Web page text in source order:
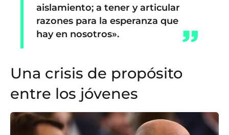
aislamiento; a tener y articular
razones para la esperanza que
hay en nosotros».
Una crisis de propósito
entre los jóvenes